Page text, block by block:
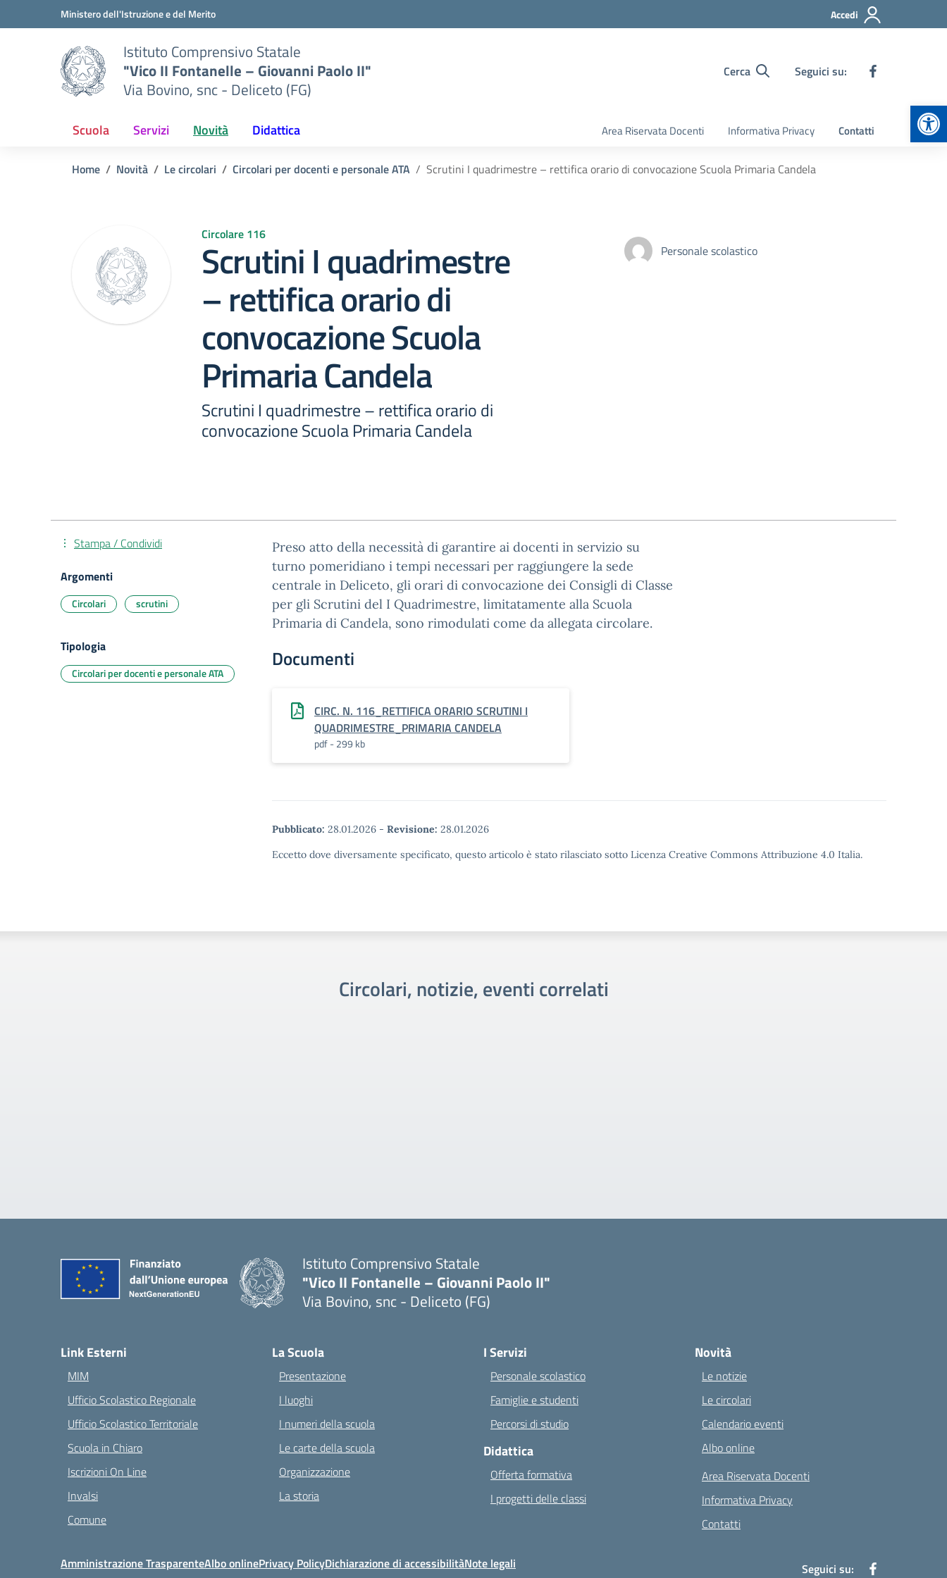
Vai ai contenuti
Vai al menu di navigazioneMinistero dell'Istruzione e del Merito Accedi
Istituto Comprensivo Statale
"Vico II Fontanelle – Giovanni Paolo II"
Via Bovino, snc - Deliceto (FG)
Cerca Seguici su:
Scuola Servizi Novità Didattica Area Riservata Docenti Informativa Privacy Contatti
Home Novità Le circolari Circolari per docenti e personale ATA Scrutini I quadrimestre – rettifica orario di convocazione Scuola Primaria Candela
Circolare 116
Scrutini I quadrimestre
– rettifica orario di
convocazione Scuola
Primaria Candela
Scrutini I quadrimestre – rettifica orario di
convocazione Scuola Primaria Candela
Personale scolastico
Preso atto della necessità di garantire ai docenti in servizio su
turno pomeridiano i tempi necessari per raggiungere la sede
centrale in Deliceto, gli orari di convocazione dei Consigli di Classe
per gli Scrutini del I Quadrimestre, limitatamente alla Scuola
Primaria di Candela, sono rimodulati come da allegata circolare.
Documenti
CIRC. N. 116_RETTIFICA ORARIO SCRUTINI I
QUADRIMESTRE_PRIMARIA CANDELA
pdf - 299 kb
Pubblicato: 28.01.2026 - Revisione: 28.01.2026
Eccetto dove diversamente specificato, questo articolo è stato rilasciato sotto Licenza Creative Commons Attribuzione 4.0 Italia.
Stampa / Condividi
Argomenti
Circolari scrutini
Tipologia
Circolari per docenti e personale ATA
Circolari, notizie, eventi correlati
Istituto Comprensivo Statale
"Vico II Fontanelle – Giovanni Paolo II"
Via Bovino, snc - Deliceto (FG)
Link Esterni
MIM
Ufficio Scolastico Regionale
Ufficio Scolastico Territoriale
Scuola in Chiaro
Iscrizioni On Line
Invalsi
Comune
La Scuola
Presentazione
I luoghi
I numeri della scuola
Le carte della scuola
Organizzazione
La storia
I Servizi
Personale scolastico
Famiglie e studenti
Percorsi di studio
Didattica
Offerta formativa
I progetti delle classi
Novità
Le notizie
Le circolari
Calendario eventi
Albo online
Area Riservata Docenti
Informativa Privacy
Contatti
Amministrazione TrasparenteAlbo onlinePrivacy PolicyDichiarazione di accessibilitàNote legali Seguici su: